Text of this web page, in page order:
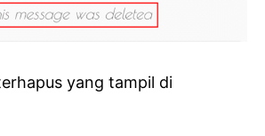
yang tampil di